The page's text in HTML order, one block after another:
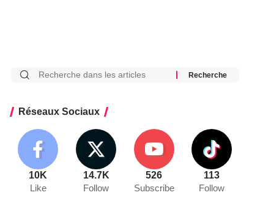
Réseaux Sociaux
10K
Like
14.7K
Follow
526
Subscribe
113
Follow